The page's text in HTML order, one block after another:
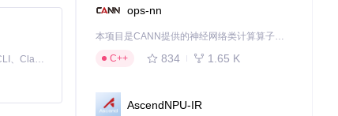
免费、本地、开源的 24/7 全天候 Cowork 应用，以及适用于 Gemini CLI、Claude Code、Codex、OpenCode、Qwen Code、Goose CLI、Auggie 等的 OpenClaw | 🌟 喜欢就点star吧
ops-nn
本项目是CANN提供的神经网络类计算算子库，实现网络在NPU上加速计算。
C++
834 1.65 K
AscendNPU-IR